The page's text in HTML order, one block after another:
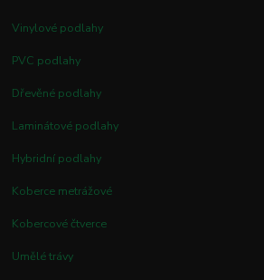
Vinylové podlahy
PVC podlahy
Dřevěné podlahy
Laminátové podlahy
Hybridní podlahy
Koberce metrážové
Kobercové čtverce
Umělé trávy